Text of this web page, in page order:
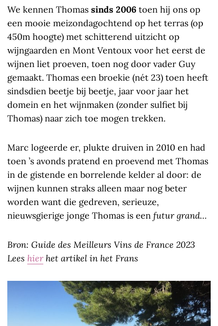
We kennen Thomas sinds 2006 toen hij ons op
een mooie meizondagochtend op het terras (op
450m hoogte) met schitterend uitzicht op
wijngaarden en Mont Ventoux voor het eerst de
wijnen liet proeven, toen nog door vader Guy
gemaakt. Thomas een broekie (nét 23) toen heeft
sindsdien beetje bij beetje, jaar voor jaar het
domein en het wijnmaken (zonder sulfiet bij
Thomas) naar zich toe mogen trekken.
Marc logeerde er, plukte druiven in 2010 en had
toen ’s avonds pratend en proevend met Thomas
in de gistende en borrelende kelder al door: de
wijnen kunnen straks alleen maar nog beter
worden want die gedreven, serieuze,
nieuwsgierige jonge Thomas is een futur grand…
Bron: Guide des Meilleurs Vins de France 2023
Lees hier het artikel in het Frans